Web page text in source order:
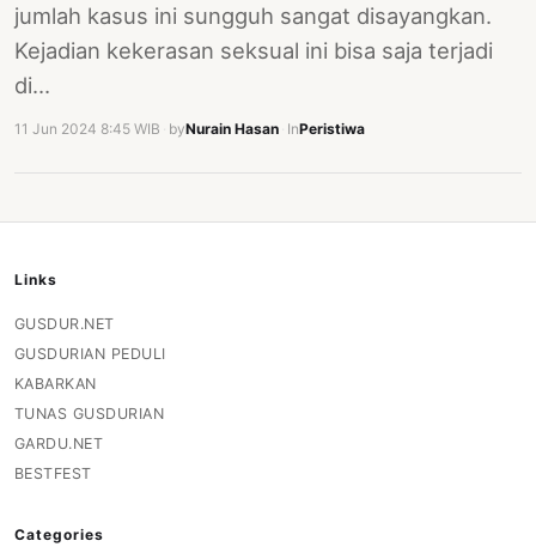
jumlah kasus ini sungguh sangat disayangkan.
Kejadian kekerasan seksual ini bisa saja terjadi
di…
11 Jun 2024 8:45 WIB byNurain Hasan InPeristiwa
Links
GUSDUR.NET
GUSDURIAN PEDULI
KABARKAN
TUNAS GUSDURIAN
GARDU.NET
BESTFEST
Categories